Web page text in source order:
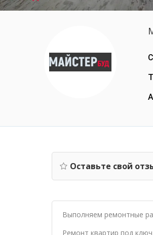
Оставьте свой
Выполняем ремонтные
Ремонт квартир под